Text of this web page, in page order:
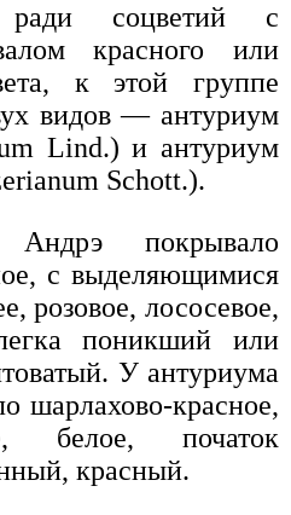
ради соцветий с
красного или
к этой группе
видов — антуриум
Lind.) и антуриум
Schott.).
покрывало
с выделяющимися
розовое, лососевое,
поникший или
У антуриума
шарлахово-красное,
белое, початок
красный.